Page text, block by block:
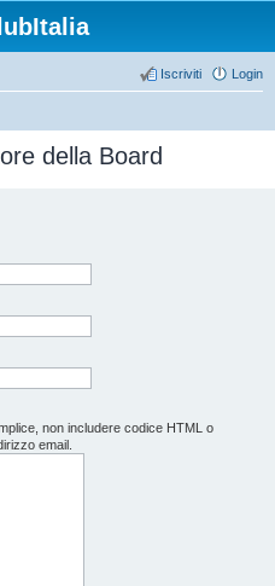
Login
Iscriviti
della Board
non includere codice HTML o
email.